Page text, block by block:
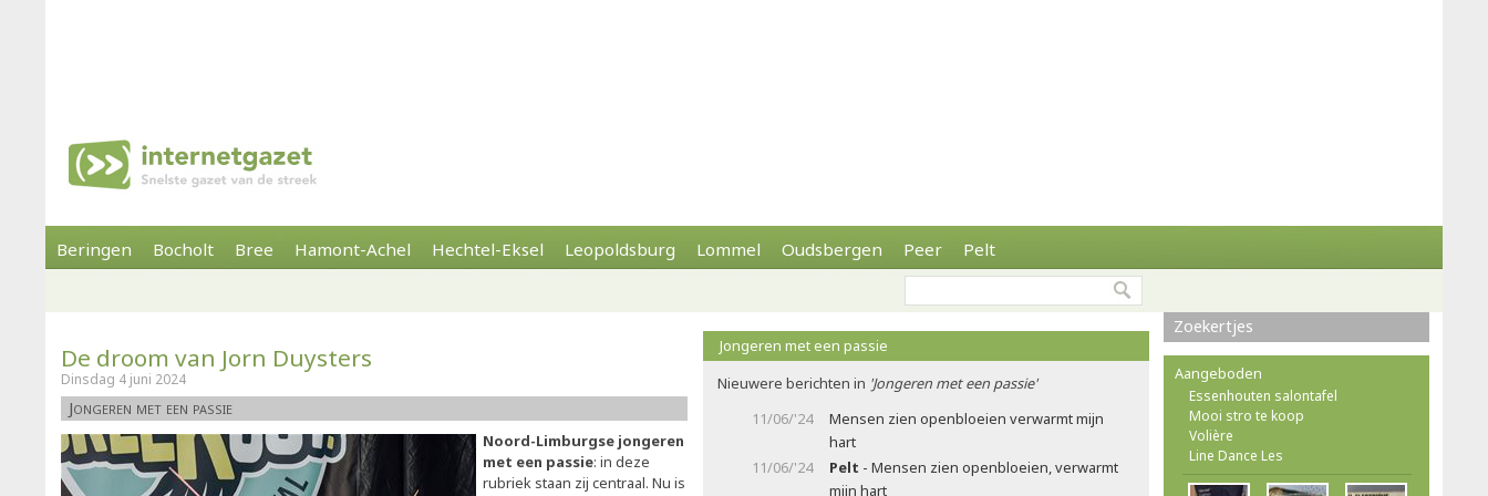
Beringen Bocholt Bree Hamont-Achel Hechtel-Eksel Leopoldsburg Lommel Oudsbergen Peer Pelt
De droom van Jorn Duysters
Dinsdag 4 juni 2024
Jongeren met een passie
Noord-Limburgse jongeren
met een passie: in deze
rubriek staan zij centraal. Nu is
Jongeren met een passie
Nieuwere berichten in 'Jongeren met een passie'
11/06/'24
Mensen zien openbloeien verwarmt mijn
hart
11/06/'24
Pelt - Mensen zien openbloeien, verwarmt
mijn hart
Zoekertjes
Aangeboden
Essenhouten salontafel
Mooi stro te koop
Volière
Line Dance Les